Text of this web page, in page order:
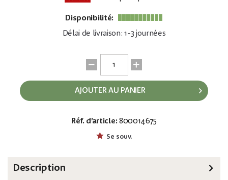
Disponibilité:
Délai de livraison: 1-3 journées
AJOUTER AU PANIER
Réf. d’article: 800014675
Se souv.
Description